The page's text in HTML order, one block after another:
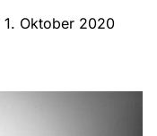
Oktober 2020